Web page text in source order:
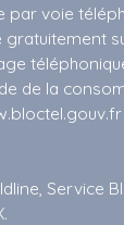
par voie
gratuitement
de la
Service